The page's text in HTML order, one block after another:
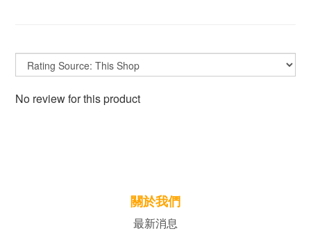
No review for this product
關於我們
最新消息